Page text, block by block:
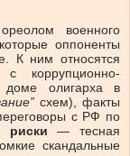
военного
оппоненты
К ним относятся
коррупционно-
доме олигарха в
схем), факты
с РФ по
риски — тесная
скандальные